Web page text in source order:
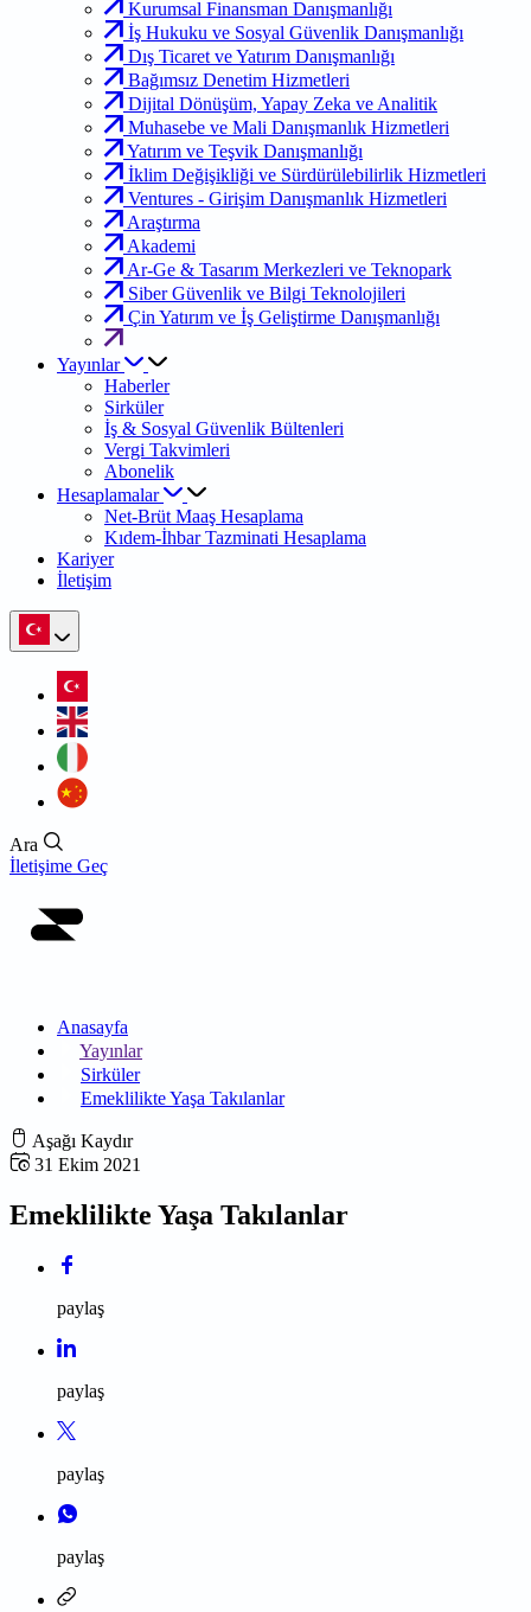
Kurumsal Finansman Danışmanlığı
İş Hukuku ve Sosyal Güvenlik Danışmanlığı
Dış Ticaret ve Yatırım Danışmanlığı
Bağımsız Denetim Hizmetleri
Dijital Dönüşüm, Yapay Zeka ve Analitik
Muhasebe ve Mali Danışmanlık Hizmetleri
Yatırım ve Teşvik Danışmanlığı
İklim Değişikliği ve Sürdürülebilirlik Hizmetleri
Ventures - Girişim Danışmanlık Hizmetleri
Araştırma
Akademi
Ar-Ge & Tasarım Merkezleri ve Teknopark
Siber Güvenlik ve Bilgi Teknolojileri
Çin Yatırım ve İş Geliştirme Danışmanlığı
Yayınlar
Haberler
Sirküler
İş & Sosyal Güvenlik Bültenleri
Vergi Takvimleri
Abonelik
Hesaplamalar
Net-Brüt Maaş Hesaplama
Kıdem-İhbar Tazminati Hesaplama
Kariyer
İletişim
Ara
İletişime Geç
Anasayfa
Yayınlar
Sirküler
Emeklilikte Yaşa Takılanlar
Aşağı Kaydır
31 Ekim 2021
Emeklilikte Yaşa Takılanlar
paylaş
paylaş
paylaş
paylaş